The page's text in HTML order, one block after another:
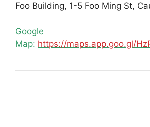
Foo Building, 1-5 Foo Ming St,
Google
Map: https://maps.app.goo.gl/